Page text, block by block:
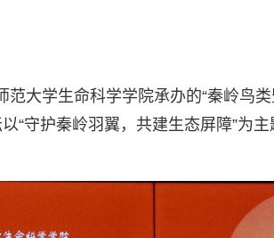
大学生命科学学院承办的“秦岭鸟
“守护秦岭羽翼，共建生态屏障”为主